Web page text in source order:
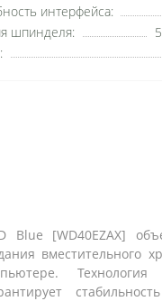
интерфейса:
шпинделя:
Blue [WD40EZAX]
вместительного
Технология